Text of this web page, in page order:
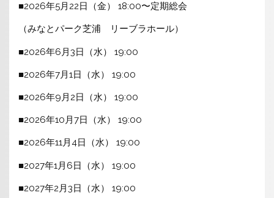
■2026年5月22日（金） 18:00〜定期総会
（みなとパーク芝浦 リーブラホール）
■2026年6月3日（水） 19:00
■2026年7月1日（水） 19:00
■2026年9月2日（水） 19:00
■2026年10月7日（水） 19:00
■2026年11月4日（水） 19:00
■2027年1月6日（水） 19:00
■2027年2月3日（水） 19:00